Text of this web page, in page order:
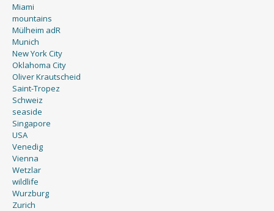
Miami
mountains
Mülheim adR
Munich
New York City
Oklahoma City
Oliver Krautscheid
Saint-Tropez
Schweiz
seaside
Singapore
USA
Venedig
Vienna
Wetzlar
wildlife
Wurzburg
Zurich